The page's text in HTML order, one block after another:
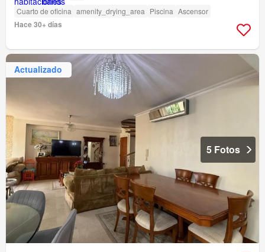
Cuarto de oficina amenity_drying_area Piscina Ascensor
Hace 30+ días
Actualizado
5 Fotos